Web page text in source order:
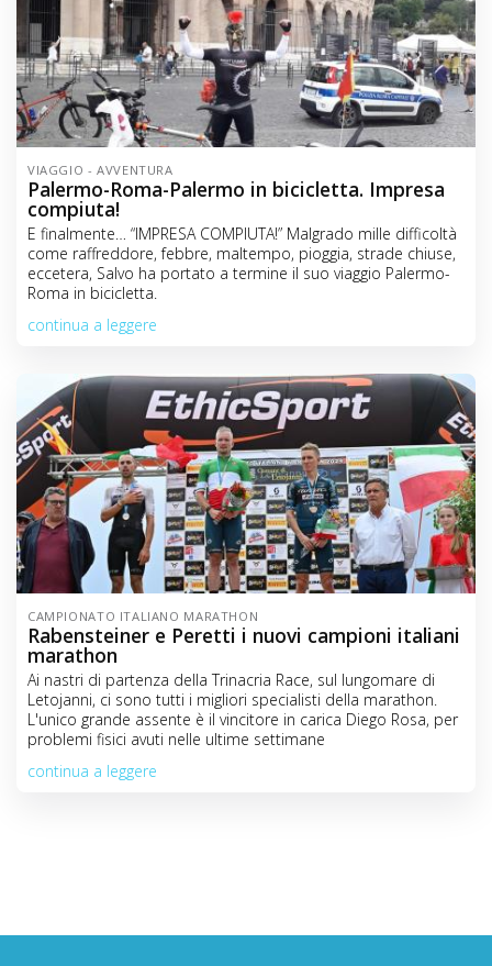
VIAGGIO - AVVENTURA
Palermo-Roma-Palermo in bicicletta. Impresa
compiuta!
E finalmente… “IMPRESA COMPIUTA!” Malgrado mille difficoltà
come raffreddore, febbre, maltempo, pioggia, strade chiuse,
eccetera, Salvo ha portato a termine il suo viaggio Palermo-
Roma in bicicletta.
continua a leggere
CAMPIONATO ITALIANO MARATHON
Rabensteiner e Peretti i nuovi campioni italiani
marathon
Ai nastri di partenza della Trinacria Race, sul lungomare di
Letojanni, ci sono tutti i migliori specialisti della marathon.
L'unico grande assente è il vincitore in carica Diego Rosa, per
problemi fisici avuti nelle ultime settimane
continua a leggere